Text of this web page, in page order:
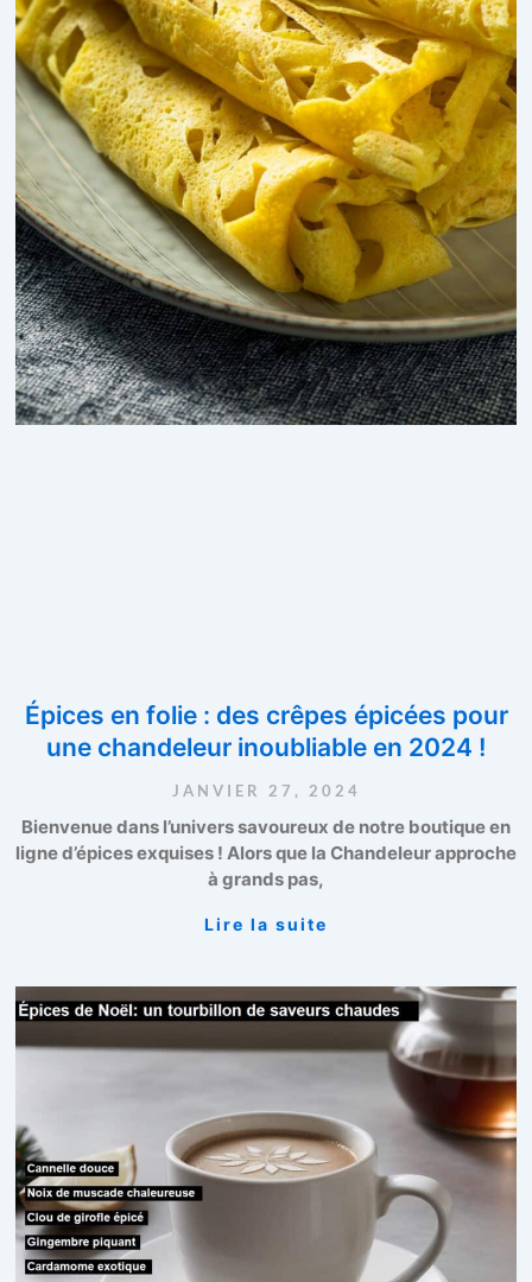
Épices en folie : des crêpes épicées pour
une chandeleur inoubliable en 2024 !
JANVIER 27, 2024
Bienvenue dans l’univers savoureux de notre boutique en
ligne d’épices exquises ! Alors que la Chandeleur approche
à grands pas,
Lire la suite